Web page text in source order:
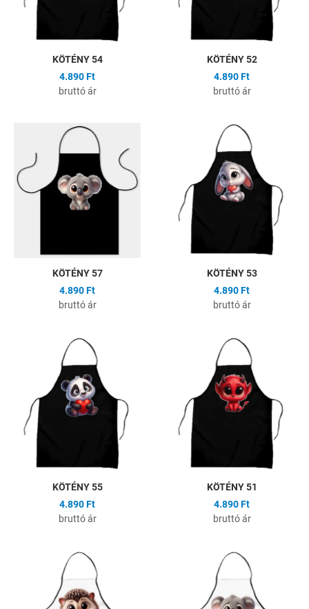
KÖTÉNY 54
4.890 Ft
bruttó ár
KÖTÉNY 52
4.890 Ft
bruttó ár
Hozzáadás a kívánságlistához
Összehasonlítás
Gyors nézet
KÖTÉNY 57
4.890 Ft
bruttó ár
KÖTÉNY 53
4.890 Ft
bruttó ár
Hozzáadás a kívánságlistához
Összehasonlítás
Gyors nézet
KÖTÉNY 55
4.890 Ft
bruttó ár
KÖTÉNY 51
4.890 Ft
bruttó ár
Hozzáadás a kívánságlistához
Összehasonlítás